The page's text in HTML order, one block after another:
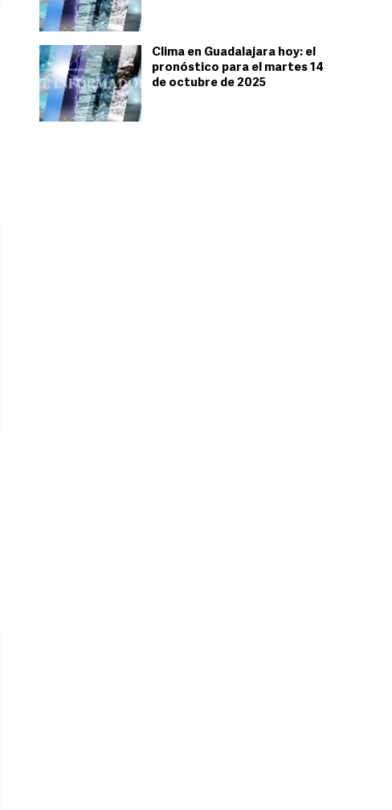
Clima en Guadalajara hoy: el
pronóstico para el martes 14
de octubre de 2025